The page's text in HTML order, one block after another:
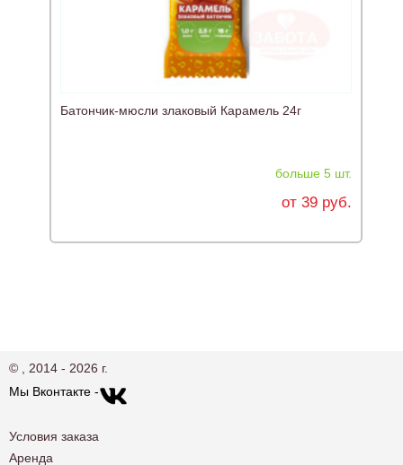
Батончик-мюсли злаковый Карамель 24г
больше 5 шт.
от 39 руб.
© , 2014 - 2026 г.
Мы Вконтакте -
Условия заказа
Аренда